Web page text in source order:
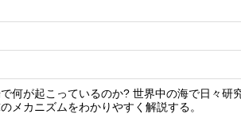
何が起こっているのか? 世界中の海で日々研
メカニズムをわかりやすく解説する。